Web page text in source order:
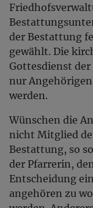
der Bestattung
gewählt. Die
Gottesdienst der
nur
werden.
Wünschen die
nicht Mitglied
Bestattung, so
der Pfarrerin,
Entscheidung
angehören zu